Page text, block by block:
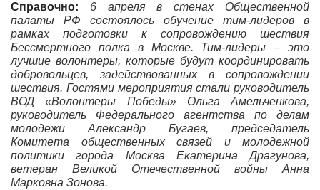
Справочно: 6 апреля в стенах Общественной
палаты РФ состоялось обучение тим-лидеров в
рамках подготовки к сопровождению шествия
Бессмертного полка в Москве. Тим-лидеры – это
лучшие волонтеры, которые будут координировать
добровольцев, задействованных в сопровождении
шествия. Гостями мероприятия стали руководитель
ВОД «Волонтеры Победы» Ольга Амельченкова,
руководитель Федерального агентства по делам
молодежи Александр Бугаев, председатель
Комитета общественных связей и молодежной
политики города Москва Екатерина Драгунова,
ветеран Великой Отечественной войны Анна
Марковна Зонова.